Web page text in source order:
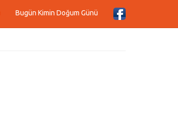
Bugün Kimin Doğum Günü